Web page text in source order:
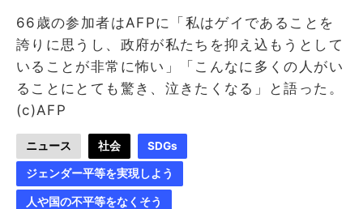
66歳の参加者はAFPに「私はゲイであることを
誇りに思うし、政府が私たちを抑え込もうとして
いることが非常に怖い」「こんなに多くの人がい
ることにとても驚き、泣きたくなる」と語った。
(c)AFP
ニュース 社会 SDGs
ジェンダー平等を実現しよう
人や国の不平等をなくそう